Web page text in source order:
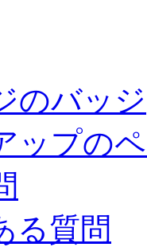
のバッジ
ップの
る質問